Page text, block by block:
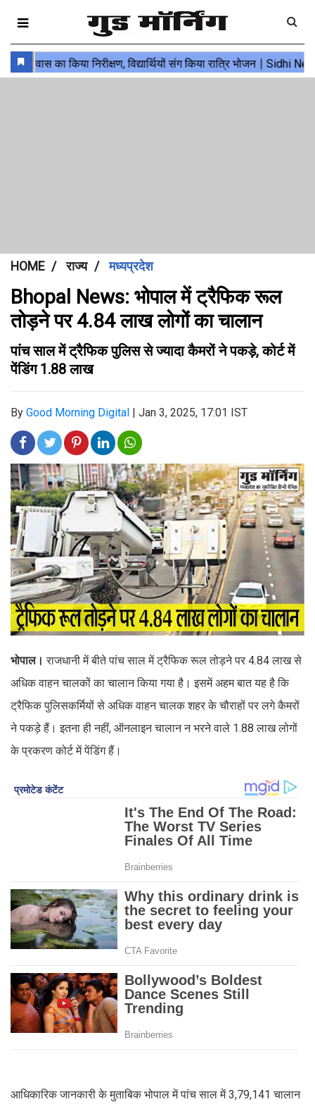
HOME राज्य मध्यप्रदेश
Bhopal News: भोपाल में ट्रैफिक रूल
तोड़ने पर 4.84 लाख लोगों का चालान
पांच साल में ट्रैफिक पुलिस से ज्यादा कैमरों ने पकड़े, कोर्ट में
पेंडिंग 1.88 लाख
By Good Morning Digital | Jan 3, 2025, 17:01 IST
भोपाल। राजधानी में बीते पांच साल में ट्रैफिक रूल तोड़ने पर 4.84 लाख से
अधिक वाहन चालकों का चालान किया गया है। इसमें अहम बात यह है कि
ट्रैफिक पुलिसकर्मियों से अधिक वाहन चालक शहर के चौराहों पर लगे कैमरों
ने पकड़े हैं। इतना ही नहीं, ऑनलाइन चालान न भरने वाले 1.88 लाख लोगों
के प्रकरण कोर्ट में पेंडिंग हैं।
आधिकारिक जानकारी के मुताबिक भोपाल में पांच साल में 3,79,141 चालान